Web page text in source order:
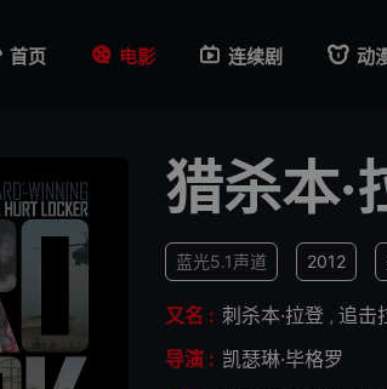
首页 电影 连续剧 动
猎杀本·
蓝光5.1声道 2012
又名 : 刺杀本·拉登 , 追击
导演 : 凯瑟琳·毕格罗